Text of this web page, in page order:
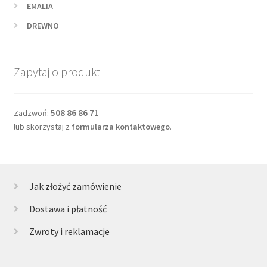
EMALIA
DREWNO
Zapytaj o produkt
Zadzwoń: 508 86 86 71
lub skorzystaj z formularza kontaktowego.
Jak złożyć zamówienie
Dostawa i płatność
Zwroty i reklamacje